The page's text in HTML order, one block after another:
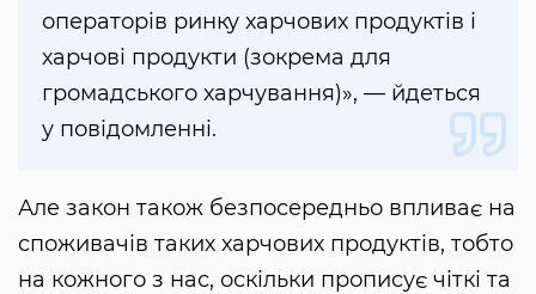
операторів ринку харчових продуктів і
харчові продукти (зокрема для
громадського харчування)», — йдеться
у повідомленні.
Але закон також безпосередньо впливає на
споживачів таких харчових продуктів, тобто
на кожного з нас, оскільки прописує чіткі та